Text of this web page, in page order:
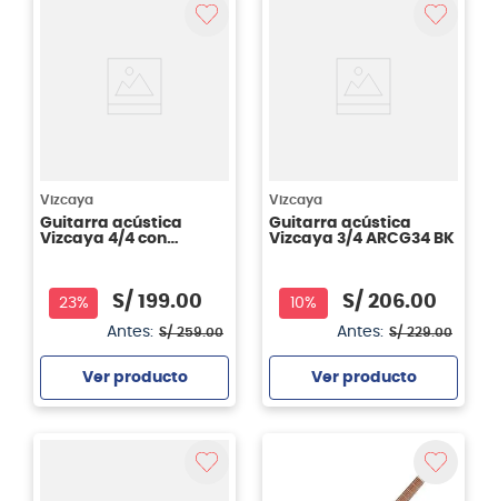
Vizcaya
Guitarra acústica
Vizcaya 4/4 con
23% S/ 199.00
Antes: S/ 259.00
Ver producto
Vizcaya
Guitarra acústica
Vizcaya 3/4 ARCG34 BK
10% S/ 206.00
Antes: S/ 229.00
Ver producto